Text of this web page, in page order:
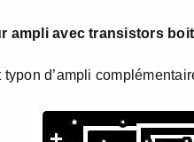
ampli avec transistors
typon d’ampli